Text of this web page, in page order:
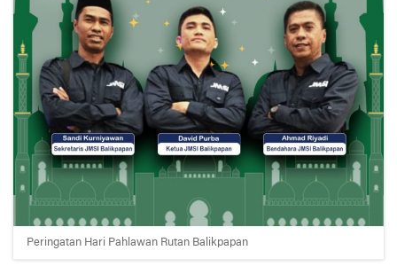
Peringatan Hari Pahlawan Rutan Balikpapan